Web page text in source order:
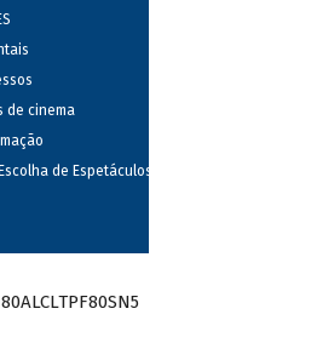
de cinema
de Espetáculos